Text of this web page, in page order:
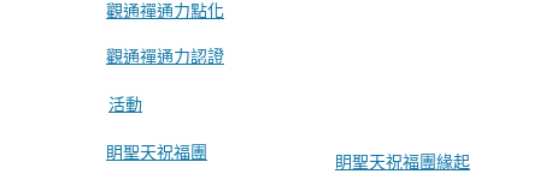
觀通禪通力點化
觀通禪通力認證
活動
眀聖天祝福團 眀聖天祝福團緣起